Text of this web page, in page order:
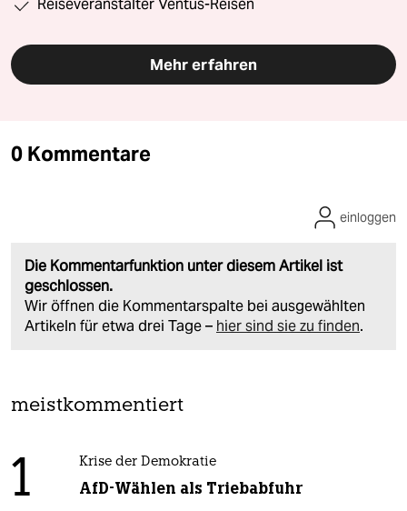
Reiseveranstalter Ventus-Reisen
Mehr erfahren
0 Kommentare
Die Kommentarfunktion unter diesem Artikel ist
geschlossen.
Wir öffnen die Kommentarspalte bei ausgewählten
Artikeln für etwa drei Tage – hier sind sie zu finden.
einloggen
meistkommentiert
1 Krise der Demokratie
AfD-Wählen als Triebabfuhr